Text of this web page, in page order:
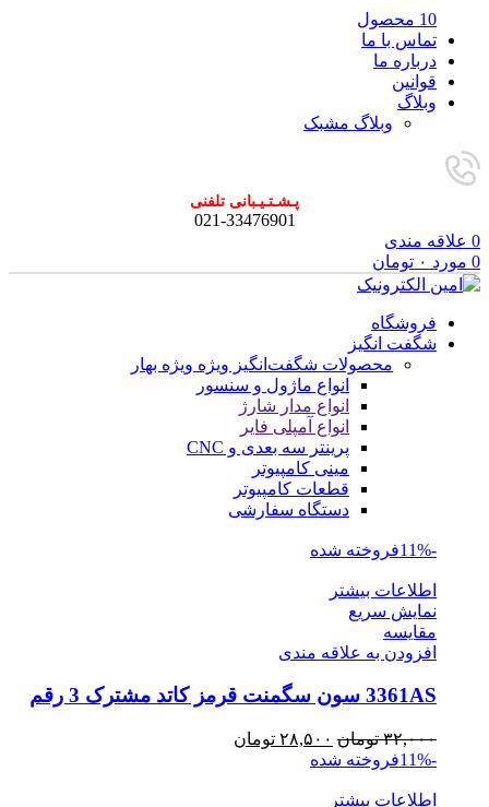
10 محصول
تماس با ما
درباره ما
قوانین
وبلاگ
وبلاگ مشبک
پـشـتـیـبانی تلفنی
021-33476901
0 علاقه مندی
0 مورد ۰ تومان
فروشگاه
شگفت انگیز
محصولات شگفت‌انگیز ویژه ویژه بهار
انواع ماژول و سنسور
انواع مدار شارژ
انواع آمپلی فایر
پرینتر سه بعدی و CNC
مینی کامپیوتر
قطعات کامپیوتر
دستگاه سفارشی
-11% فروخته شده
اطلاعات بیشتر
نمایش سریع
مقايسه
افزودن به علاقه مندی
3361AS سون سگمنت قرمز کاتد مشترک 3 رقم
۳۲,۰۰۰ تومان قیمت
اصلی
۲۸,۵۰۰ تومان
-11% فروخته شده
اطلاعات بیشتر